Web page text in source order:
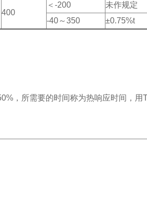
400
＜-200
未作规定
-40～350
±0.75%t
，所需要的时间称为热响应时间，用